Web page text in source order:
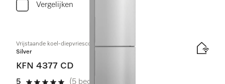
Vergelijken
Vrijstaande koel-diepvriescombinatie
Silver
KFN 4377 CD
5 (5 beoordelingen)